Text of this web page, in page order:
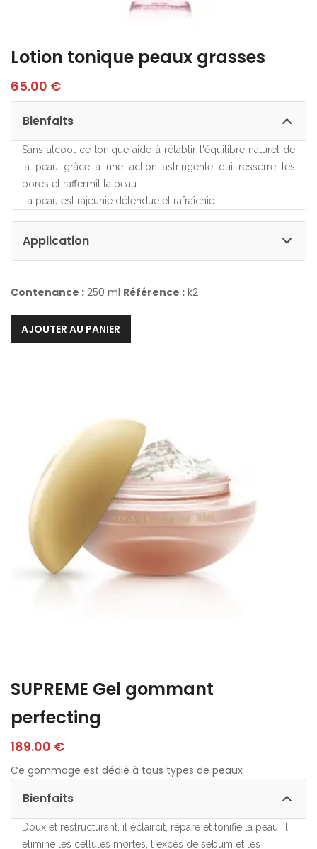
Lotion tonique peaux grasses
65.00 €
Bienfaits
Sans alcool ce tonique aide à rétablir l'équilibre naturel de
la peau grâce a une action astringente qui resserre les
pores et raffermit la peau
La peau est rajeunie détendue et rafraîchie.
Application
Contenance : 250 ml Référence : k2
AJOUTER AU PANIER
SUPREME Gel gommant
perfecting
189.00 €
Ce gommage est dédié à tous types de peaux
Bienfaits
Doux et restructurant, il éclaircit, répare et tonifie la peau. Il
élimine les cellules mortes, l excès de sébum et les